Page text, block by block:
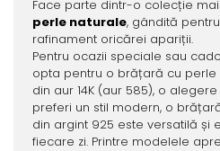
Face parte dintr-o colecție
perle naturale, gândită
rafinament oricărei apariții.
Pentru ocazii speciale sau
opta pentru o brățară cu perle
din aur 14K (aur 585), o
preferi un stil modern, o
din argint 925 este versatilă și
fiecare zi. Printre modelele